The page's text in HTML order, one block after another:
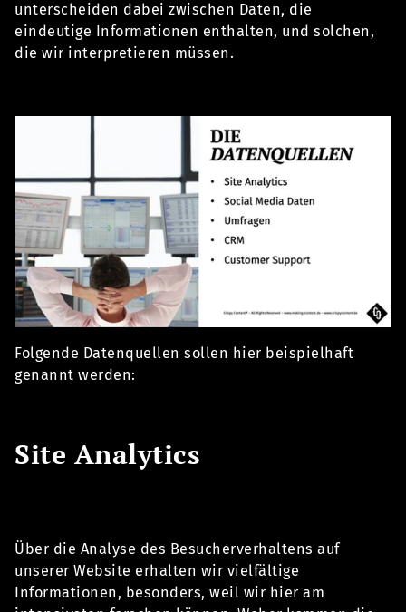
unterscheiden dabei zwischen Daten, die
eindeutige Informationen enthalten, und solchen,
die wir interpretieren müssen.
Folgende Datenquellen sollen hier beispielhaft
genannt werden:
Site Analytics
Über die Analyse des Besucherverhaltens auf
unserer Website erhalten wir vielfältige
Informationen, besonders, weil wir hier am